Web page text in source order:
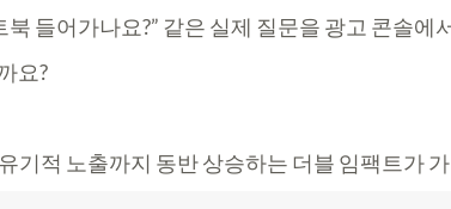
들어가나요?” 같은 실제 질문을 광고 콘솔에
요?
유기적 노출까지 동반 상승하는 더블 임팩트가